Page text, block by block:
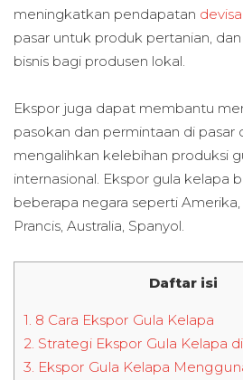
meningkatkan pendapatan devisa
pasar untuk produk pertanian,
bisnis bagi produsen lokal.
Ekspor juga dapat membantu
pasokan dan permintaan di pasar
mengalihkan kelebihan produksi
internasional. Ekspor gula kelapa
beberapa negara seperti Amerika,
Prancis, Australia, Spanyol.
Daftar isi
1. 8 Cara Ekspor Gula Kelapa
2. Strategi Ekspor Gula Kelapa
3. Ekspor Gula Kelapa